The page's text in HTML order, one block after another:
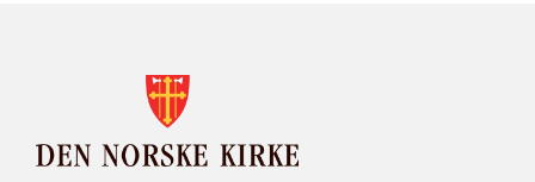
NORSKE
KIRKE